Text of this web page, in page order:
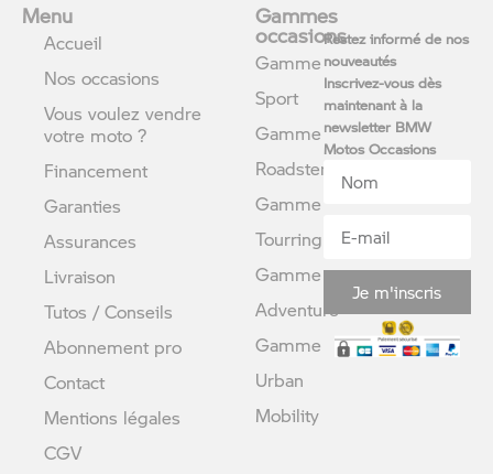
Menu
Accueil
Nos occasions
Vous voulez vendre
votre moto ?
Financement
Garanties
Assurances
Livraison
Tutos / Conseils
Abonnement pro
Contact
Mentions légales
CGV
Gammes
occasions
Gamme
Sport
Gamme
Roadster
Gamme
Tourring
Gamme
Adventure
Gamme
Urban
Mobility
Restez informé de nos
nouveautés
Inscrivez-vous dès
maintenant à la
newsletter BMW
Motos Occasions
Je m'inscris